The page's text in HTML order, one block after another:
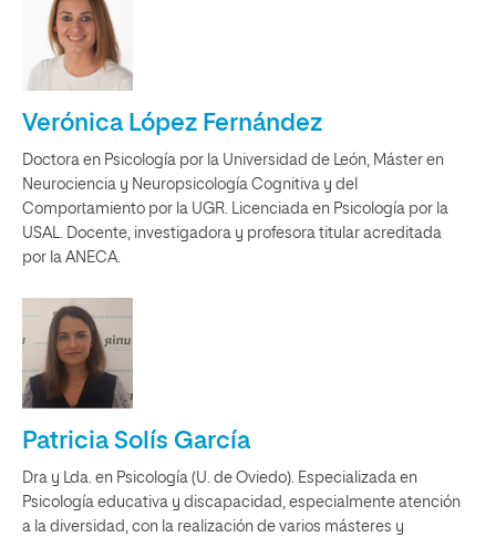
Verónica López Fernández
Doctora en Psicología por la Universidad de León, Máster en
Neurociencia y Neuropsicología Cognitiva y del
Comportamiento por la UGR. Licenciada en Psicología por la
USAL. Docente, investigadora y profesora titular acreditada
por la ANECA.
Patricia Solís García
Dra y Lda. en Psicología (U. de Oviedo). Especializada en
Psicología educativa y discapacidad, especialmente atención
a la diversidad, con la realización de varios másteres y